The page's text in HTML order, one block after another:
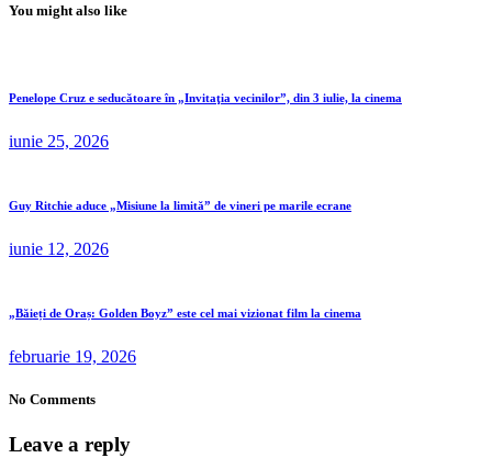
You might also like
Penelope Cruz e seducătoare în „Invitaţia vecinilor”, din 3 iulie, la cinema
iunie 25, 2026
Guy Ritchie aduce „Misiune la limită” de vineri pe marile ecrane
iunie 12, 2026
„Băieți de Oraș: Golden Boyz” este cel mai vizionat film la cinema
februarie 19, 2026
No Comments
Leave a reply